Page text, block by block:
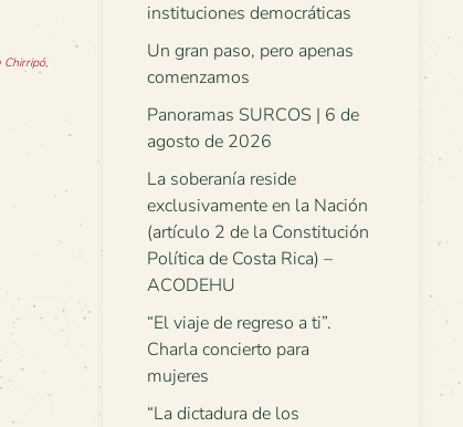
instituciones democráticas
Un gran paso, pero apenas
comenzamos
Panoramas SURCOS | 6 de
agosto de 2026
La soberanía reside
exclusivamente en la Nación
(artículo 2 de la Constitución
Política de Costa Rica) –
ACODEHU
“El viaje de regreso a ti”.
Charla concierto para
mujeres
“La dictadura de los